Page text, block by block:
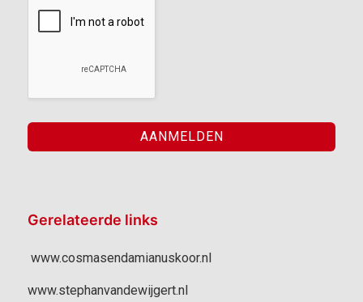
Gerelateerde links
www.cosmasendamianuskoor.nl
www.stephanvandewijgert.nl